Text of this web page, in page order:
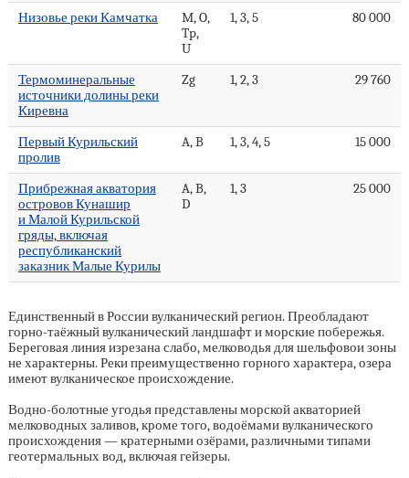
Низовье реки Камчатка
M, O,
Tp,
U
1, 3, 5 80 000
Термоминеральные
источники долины реки
Киревна
Zg 1, 2, 3 29 760
Первый Курильский
пролив
A, B 1, 3, 4, 5 15 000
Прибрежная акватория
островов Кунашир
и Малой Курильской
гряды, включая
республиканский
заказник Малые Курилы
A, B,
D
1, 3 25 000
Единственный в России вулканический регион. Преобладают
горно-таёжный вулканический ландшафт и морские побережья.
Береговая линия изрезана слабо, мелководья для шельфовои зоны
не характерны. Реки преимущественно горного характера, озера
имеют вулканическое происхождение.
Водно-болотные угодья представлены морской акваторией
мелководных заливов, кроме того, водоёмами вулканического
происхождения — кратерными озёрами, различными типами
геотермальных вод, включая гейзеры.